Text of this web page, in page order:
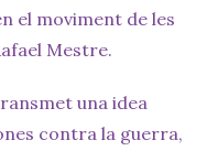
el moviment de les
Mestre.
una idea
contra la guerra,